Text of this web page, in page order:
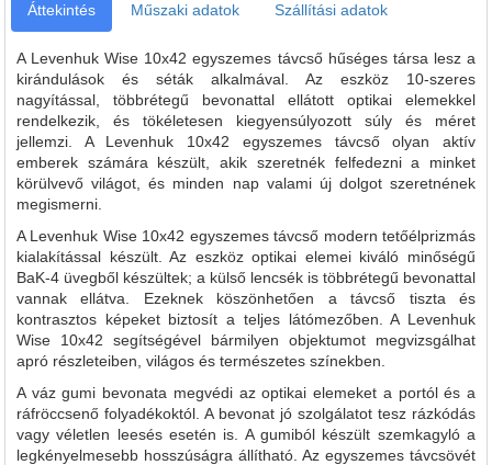
Áttekintés Műszaki adatok Szállítási adatok
A Levenhuk Wise 10x42 egyszemes távcső hűséges társa lesz a
kirándulások és séták alkalmával. Az eszköz 10-szeres
nagyítással, többrétegű bevonattal ellátott optikai elemekkel
rendelkezik, és tökéletesen kiegyensúlyozott súly és méret
jellemzi. A Levenhuk 10x42 egyszemes távcső olyan aktív
emberek számára készült, akik szeretnék felfedezni a minket
körülvevő világot, és minden nap valami új dolgot szeretnének
megismerni.
A Levenhuk Wise 10x42 egyszemes távcső modern tetőélprizmás
kialakítással készült. Az eszköz optikai elemei kiváló minőségű
BaK-4 üvegből készültek; a külső lencsék is többrétegű bevonattal
vannak ellátva. Ezeknek köszönhetően a távcső tiszta és
kontrasztos képeket biztosít a teljes látómezőben. A Levenhuk
Wise 10x42 segítségével bármilyen objektumot megvizsgálhat
apró részleteiben, világos és természetes színekben.
A váz gumi bevonata megvédi az optikai elemeket a portól és a
ráfröccsenő folyadékoktól. A bevonat jó szolgálatot tesz rázkódás
vagy véletlen leesés esetén is. A gumiból készült szemkagyló a
legkényelmesebb hosszúságra állítható. Az egyszemes távcsövét